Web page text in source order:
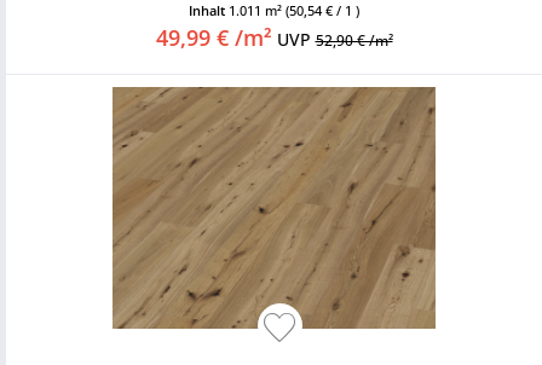
Inhalt 1.011 m² (50,54 € / 1 )
49,99 € /m² UVP52,90 € /m²